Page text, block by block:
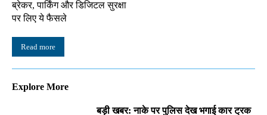
ब्रेकर, पार्किंग और डिजिटल सुरक्षा
पर लिए ये फैसले
Read more
Explore More
बड़ी खबर: नाके पर पुलिस देख भगाई कार ट्रक